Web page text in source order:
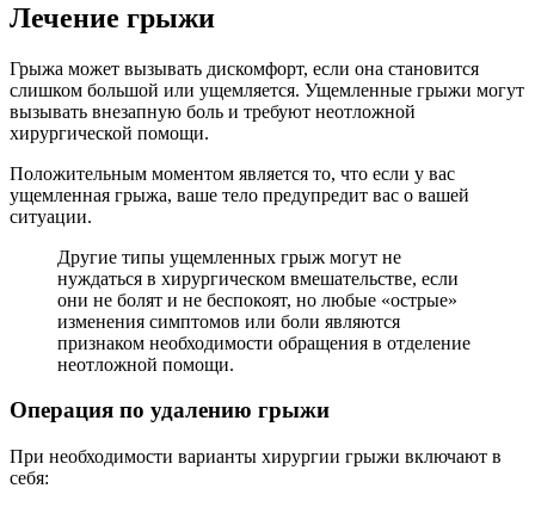
Лечение грыжи
Грыжа может вызывать дискомфорт, если она становится
слишком большой или ущемляется. Ущемленные грыжи могут
вызывать внезапную боль и требуют неотложной
хирургической помощи.
Положительным моментом является то, что если у вас
ущемленная грыжа, ваше тело предупредит вас о вашей
ситуации.
Другие типы ущемленных грыж могут не
нуждаться в хирургическом вмешательстве, если
они не болят и не беспокоят, но любые «острые»
изменения симптомов или боли являются
признаком необходимости обращения в отделение
неотложной помощи.
Операция по удалению грыжи
При необходимости варианты хирургии грыжи включают в
себя: